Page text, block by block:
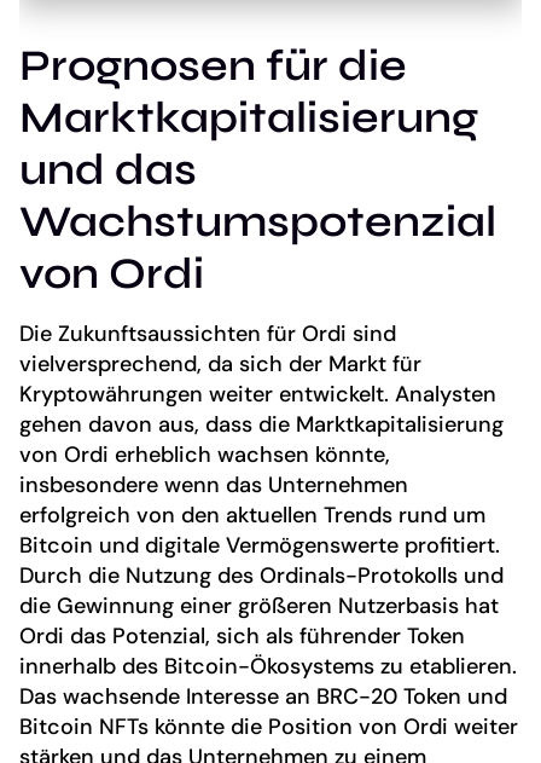
Prognosen für die
Marktkapitalisierung
und das
Wachstumspotenzial
von Ordi
Die Zukunftsaussichten für Ordi sind
vielversprechend, da sich der Markt für
Kryptowährungen weiter entwickelt. Analysten
gehen davon aus, dass die Marktkapitalisierung
von Ordi erheblich wachsen könnte,
insbesondere wenn das Unternehmen
erfolgreich von den aktuellen Trends rund um
Bitcoin und digitale Vermögenswerte profitiert.
Durch die Nutzung des Ordinals-Protokolls und
die Gewinnung einer größeren Nutzerbasis hat
Ordi das Potenzial, sich als führender Token
innerhalb des Bitcoin-Ökosystems zu etablieren.
Das wachsende Interesse an BRC-20 Token und
Bitcoin NFTs könnte die Position von Ordi weiter
stärken und das Unternehmen zu einem